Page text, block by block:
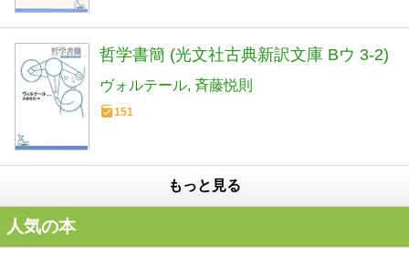
哲学書簡 (光文社古典新訳文庫 Bウ 3-2)
ヴォルテール 斉藤悦則
151
もっと見る
人気の本